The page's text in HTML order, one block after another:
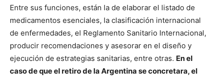
Entre sus funciones, están la de elaborar el listado de
medicamentos esenciales, la clasificación internacional
de enfermedades, el Reglamento Sanitario Internacional,
producir recomendaciones y asesorar en el diseño y
ejecución de estrategias sanitarias, entre otras. En el
caso de que el retiro de la Argentina se concretara, el